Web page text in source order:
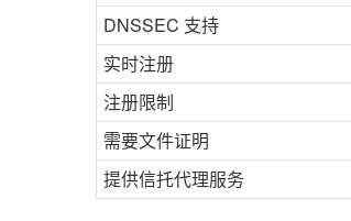
DNSSEC 支持
实时注册
注册限制
需要文件证明
提供信托代理服务